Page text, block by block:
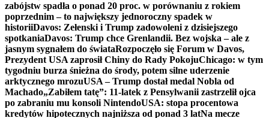
zabójstw spadła o ponad 20 proc. w porównaniu z rokiem
poprzednim – to największy jednoroczny spadek w
historiiDavos: Zełenski i Trump zadowoleni z dzisiejszego
spotkaniaDavos: Trump chce Grenlandii. Bez wojska – ale z
jasnym sygnałem do świataRozpoczęło się Forum w Davos,
Prezydent USA zaprosił Chiny do Rady PokojuChicago: w tym
tygodniu burza śnieżna do środy, potem silne uderzenie
arktycznego mrozuUSA – Trump dostał medal Nobla od
Machado„Zabiłem tatę”: 11-latek z Pensylwanii zastrzelił ojca
po zabraniu mu konsoli NintendoUSA: stopa procentowa
kredytów hipotecznych najniższa od ponad 3 latNa mecze